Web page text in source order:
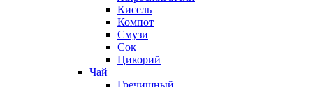
Кисель
Компот
Смузи
Сок
Цикорий
Чай
Гречишный